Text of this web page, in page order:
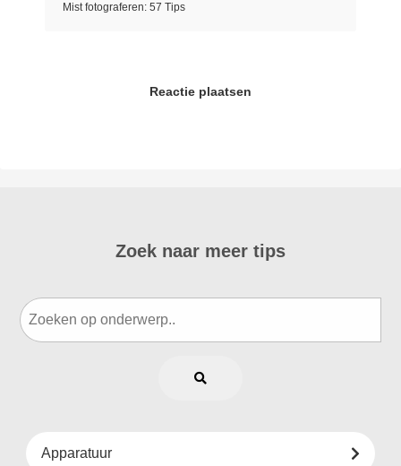
Mist fotograferen: 57 Tips
Reactie plaatsen
Zoek naar meer tips
Apparatuur